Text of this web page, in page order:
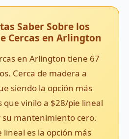
Saber Sobre los
Cercas en Arlington
en Arlington tiene 67
Cerca de madera a
siendo la opción más
que vinilo a $28/pie lineal
mantenimiento cero.
lineal es la opción más